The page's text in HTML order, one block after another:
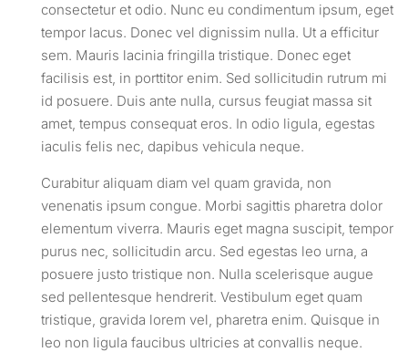
consectetur et odio. Nunc eu condimentum ipsum, eget
tempor lacus. Donec vel dignissim nulla. Ut a efficitur
sem. Mauris lacinia fringilla tristique. Donec eget
facilisis est, in porttitor enim. Sed sollicitudin rutrum mi
id posuere. Duis ante nulla, cursus feugiat massa sit
amet, tempus consequat eros. In odio ligula, egestas
iaculis felis nec, dapibus vehicula neque.
Curabitur aliquam diam vel quam gravida, non
venenatis ipsum congue. Morbi sagittis pharetra dolor
elementum viverra. Mauris eget magna suscipit, tempor
purus nec, sollicitudin arcu. Sed egestas leo urna, a
posuere justo tristique non. Nulla scelerisque augue
sed pellentesque hendrerit. Vestibulum eget quam
tristique, gravida lorem vel, pharetra enim. Quisque in
leo non ligula faucibus ultricies at convallis neque.